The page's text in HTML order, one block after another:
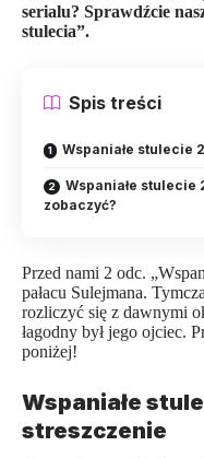
serialu? Sprawdźcie
stulecia”.
Spis treści
Wspaniałe stulecie
Wspaniałe stulecie
zobaczyć?
Przed nami 2 odc. „
pałacu Sulejmana.
rozliczyć się z dawnymi
łagodny był jego ojciec.
poniżej!
Wspaniałe
streszczenie